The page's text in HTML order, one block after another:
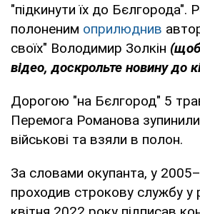
"підкинути їх до Бєлгорода".
полоненим оприлюднив
своїх" Володимир Золкін
відео, доскрольте новину до
Дорогою "на Бєлгород" 5
Перемога Романова зупинили
військові та взяли в полон.
За словами окупанта, у
проходив строкову службу у